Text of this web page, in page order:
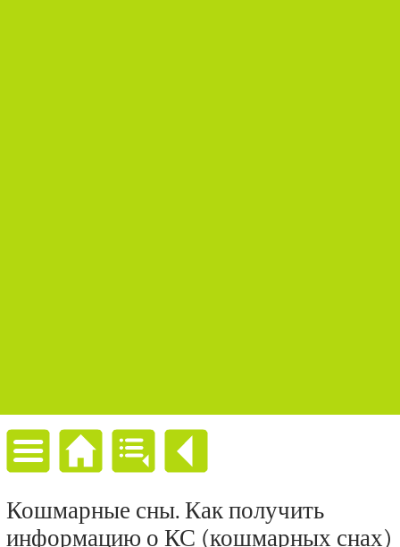
Кошмарные сны. Как получить
информацию о КС (кошмарных снах)